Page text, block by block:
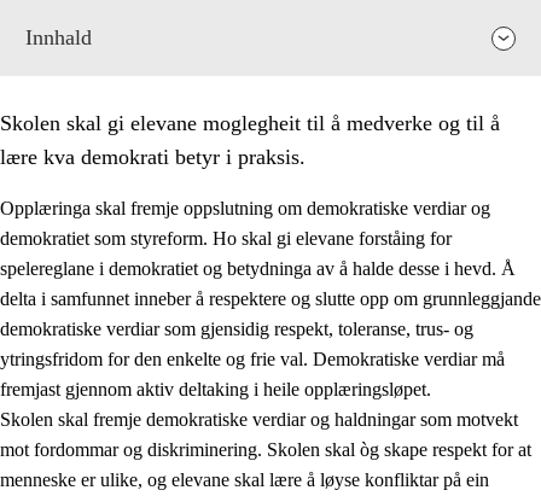
Innhald
1. Verdigrunnlaget i opplæringa
1.1 Menneskeverdet
1.2 Identitet og kulturelt mangfald
Skolen skal gi elevane moglegheit til å medverke og til å
lære kva demokrati betyr i praksis.
Opplæringa skal fremje oppslutning om demokratiske verdiar og
demokratiet som styreform. Ho skal gi elevane forståing for
spelereglane i demokratiet og betydninga av å halde desse i hevd. Å
delta i samfunnet inneber å respektere og slutte opp om grunnleggjande
demokratiske verdiar som gjensidig respekt, toleranse, trus- og
ytringsfridom for den enkelte og frie val. Demokratiske verdiar må
fremjast gjennom aktiv deltaking i heile opplæringsløpet.
Skolen skal fremje demokratiske verdiar og haldningar som motvekt
mot fordommar og diskriminering. Skolen skal òg skape respekt for at
menneske er ulike, og elevane skal lære å løyse konfliktar på ein